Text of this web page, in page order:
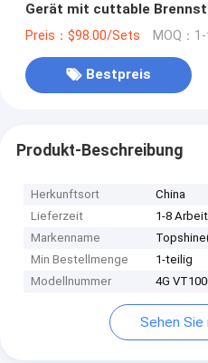
Gerät mit cuttable
Preis：$98.00/Sets MOQ：
Bestpreis
Produkt-Beschreibung
Herkunftsort
China
Lieferzeit
1-8
Markenname
Min Bestellmenge
1-teilig
Modellnummer
4G
Sehen Sie